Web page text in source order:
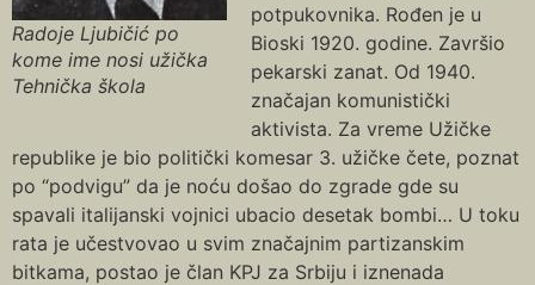
Radoje Ljubičić po
kome ime nosi užička
Tehnička škola
potpukovnika. Rođen je u
Bioski 1920. godine. Završio
pekarski zanat. Od 1940.
značajan komunistički
aktivista. Za vreme Užičke
republike je bio politički komesar 3. užičke čete, poznat
po “podvigu” da je noću došao do zgrade gde su
spavali italijanski vojnici ubacio desetak bombi… U toku
rata je učestvovao u svim značajnim partizanskim
bitkama, postao je član KPJ za Srbiju i iznenada